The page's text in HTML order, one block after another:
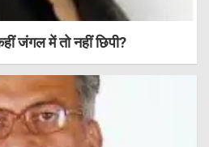
जंगल में तो नहीं छिपी?